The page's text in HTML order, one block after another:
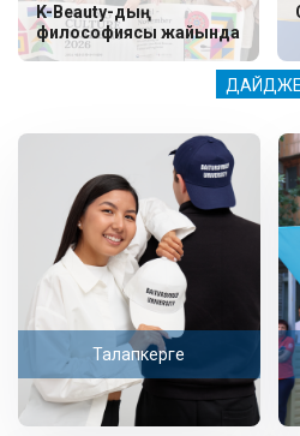
K-Beauty-дың
философиясы жайында
Талапкерге